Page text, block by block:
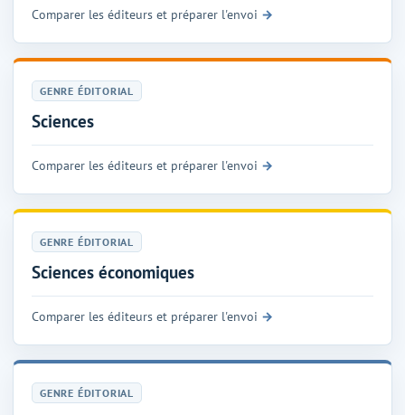
Comparer les éditeurs et préparer l'envoi
GENRE ÉDITORIAL
Sciences
Comparer les éditeurs et préparer l'envoi
GENRE ÉDITORIAL
Sciences économiques
Comparer les éditeurs et préparer l'envoi
GENRE ÉDITORIAL